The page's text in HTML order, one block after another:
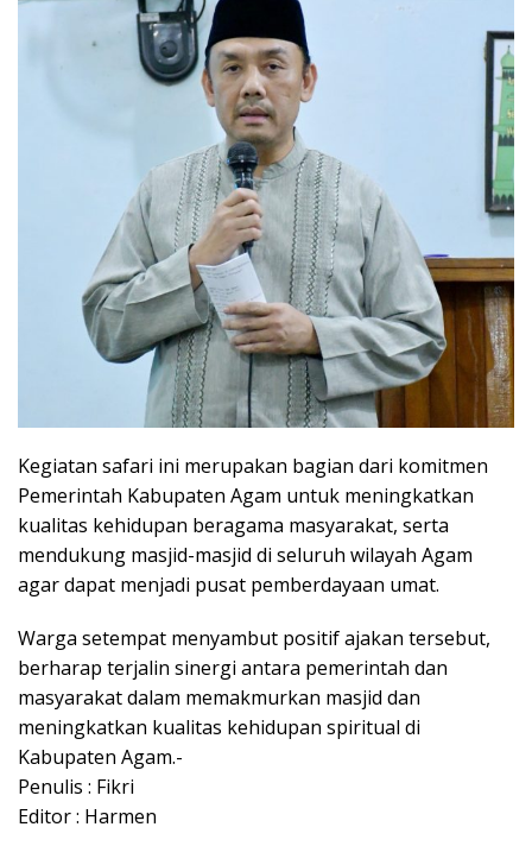
Kegiatan safari ini merupakan bagian dari komitmen
Pemerintah Kabupaten Agam untuk meningkatkan
kualitas kehidupan beragama masyarakat, serta
mendukung masjid-masjid di seluruh wilayah Agam
agar dapat menjadi pusat pemberdayaan umat.
Warga setempat menyambut positif ajakan tersebut,
berharap terjalin sinergi antara pemerintah dan
masyarakat dalam memakmurkan masjid dan
meningkatkan kualitas kehidupan spiritual di
Kabupaten Agam.-
Penulis : Fikri
Editor : Harmen